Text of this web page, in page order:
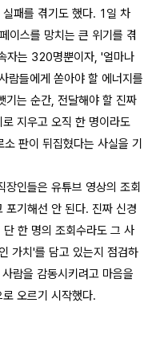
패를 겪기도 했다. 1일 차
이스를 망치는 큰 위기를 겪
자는 320명뿐이자, '얼마나
람들에게 쏟아야 할 에너지를
기는 순간, 전달해야 할 진짜
지우고 오직 한 명이라도
판이 뒤집혔다는 사실을 기
인들은 유튜브 영상의 조회
포기해선 안 된다. 진짜 신경
한 명의 조회수라도 그 사
가치'를 담고 있는지 점검하
람을 감동시키려고 마음을
오르기 시작했다.